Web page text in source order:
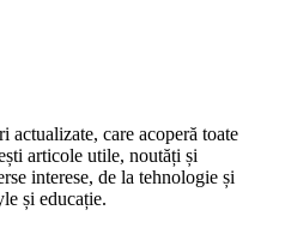
actualizate, care acoperă toate
articole utile, noutăți și
interese, de la tehnologie și
și educație.